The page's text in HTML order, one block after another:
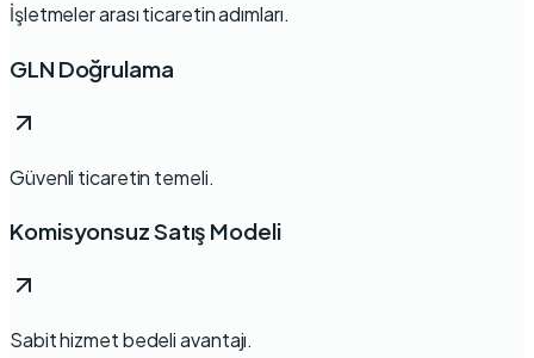
İşletmeler arası ticaretin adımları.
GLN Doğrulama
Güvenli ticaretin temeli.
Komisyonsuz Satış Modeli
Sabit hizmet bedeli avantajı.